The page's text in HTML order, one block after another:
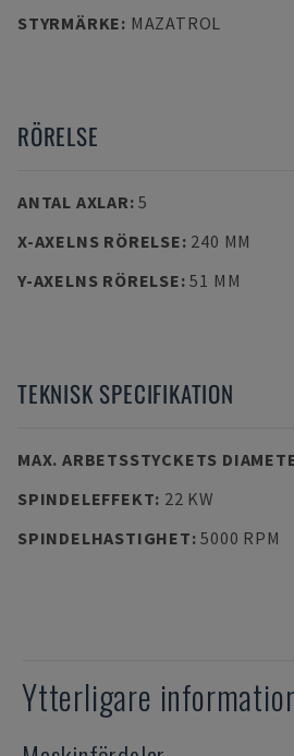
STYRMÄRKE: MAZATROL
RÖRELSE
ANTAL AXLAR:5
X-AXELNS RÖRELSE: 240 MM
Y-AXELNS RÖRELSE:51 MM
TEKNISK SPECIFIKATION
MAX. ARBETSSTYCKETS
SPINDELEFFEKT: 22 KW
SPINDELHASTIGHET:5000 RPM
Ytterligare